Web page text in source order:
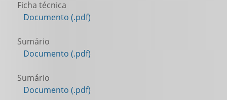
Ficha técnica
Documento (.pdf)
Sumário
Documento (.pdf)
Sumário
Documento (.pdf)